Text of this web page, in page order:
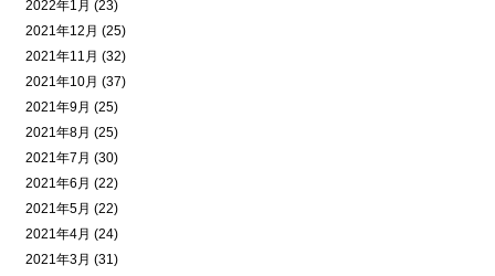
2022年1月 (23)
2021年12月 (25)
2021年11月 (32)
2021年10月 (37)
2021年9月 (25)
2021年8月 (25)
2021年7月 (30)
2021年6月 (22)
2021年5月 (22)
2021年4月 (24)
2021年3月 (31)